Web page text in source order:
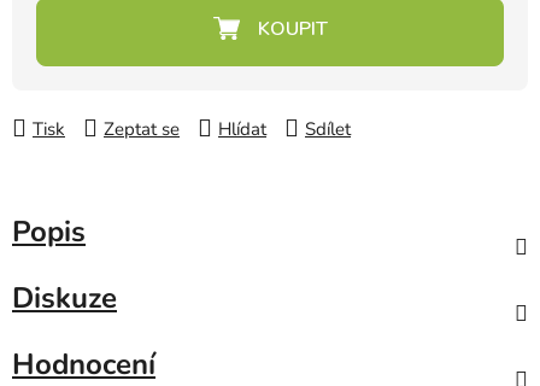
Tisk Zeptat se Hlídat Sdílet
Popis
Diskuze
Hodnocení